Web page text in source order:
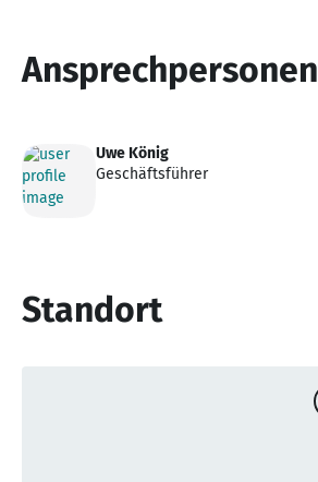
Ansprechpersonen
Uwe König
Geschäftsführer
Standort